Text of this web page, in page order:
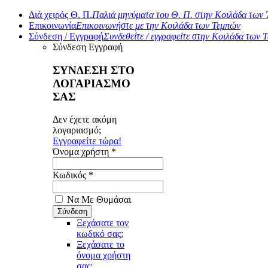
Διά χειρός Θ. Π.Παλιά μηνύματα του Θ. Π. στην Κοιλάδα των
ΕπικοινωνίαΕπικοινωνήστε με την Κοιλάδα των Τεμπών
Σύνδεση / ΕγγραφήΣυνδεθείτε / εγγραφείτε στην Κοιλάδα των
Σύνδεση Εγγραφή
ΣΥΝΔΕΣΗ ΣΤΟ
ΛΟΓΑΡΙΑΣΜΟ
ΣΑΣ
Δεν έχετε ακόμη
λογαριασμό;
Εγγραφείτε τώρα!
Όνομα χρήστη *
Κωδικός *
Να Με Θυμάσαι
Ξεχάσατε τον
κωδικό σας;
Ξεχάσατε το
όνομα χρήστη